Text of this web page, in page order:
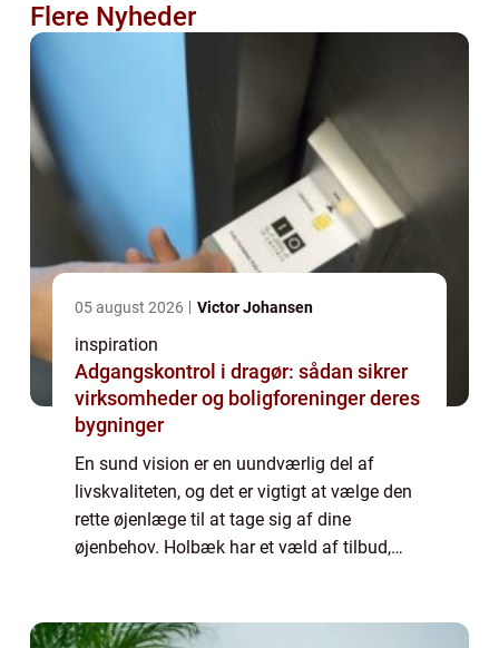
Flere Nyheder
05 august 2026 Victor Johansen
inspiration
Adgangskontrol i dragør: sådan sikrer
virksomheder og boligforeninger deres
bygninger
En sund vision er en uundværlig del af
livskvaliteten, og det er vigtigt at vælge den
rette øjenlæge til at tage sig af dine
øjenbehov. Holbæk har et væld af tilbud,